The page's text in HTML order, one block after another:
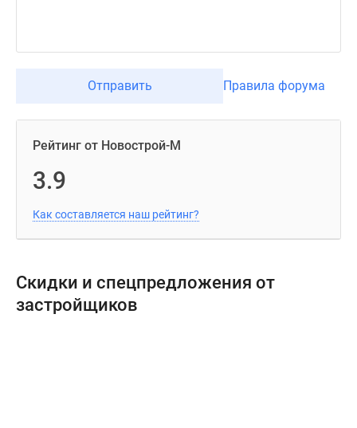
Отправить Правила форума
Рейтинг от Новострой-М
3.9
Как составляется наш рейтинг?
Скидки и спецпредложения от
застройщиков